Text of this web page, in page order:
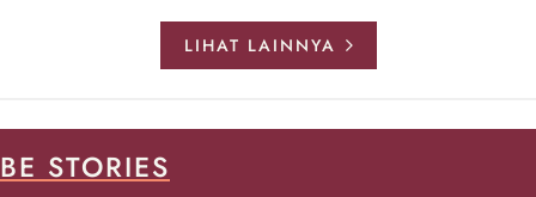
LIHAT LAINNYA
BE STORIES